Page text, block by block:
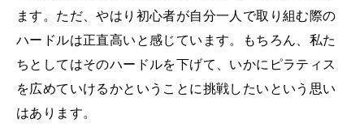
ます。ただ、やはり初心者が自分一人で取り組む際の
ハードルは正直高いと感じています。もちろん、私た
ちとしてはそのハードルを下げて、いかにピラティス
を広めていけるかということに挑戦したいという思い
はあります。